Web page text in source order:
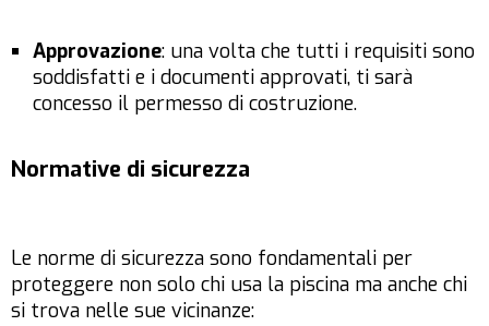
Approvazione: una volta che tutti i requisiti sono
soddisfatti e i documenti approvati, ti sarà
concesso il permesso di costruzione.
Normative di sicurezza
Le norme di sicurezza sono fondamentali per
proteggere non solo chi usa la piscina ma anche chi
si trova nelle sue vicinanze: